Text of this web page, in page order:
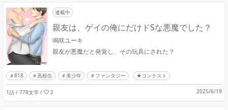
連載中
親友は、ゲイの俺にだけドSな悪魔でした？
鳴咲ユーキ
親友が悪魔だと発覚し、その玩具にされた？
R18 高校生 美少年 ファンタジー ★コンテスト
1話 / 778文字 / 2 2025/6/19